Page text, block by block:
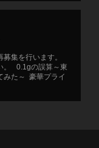
集を行います。
。 0.1gの誤算～東
みた～ 豪華プライ